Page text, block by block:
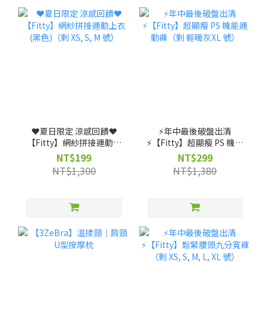
❤️夏日限定 涼感回饋❤️
【Fitty】網紗拼接運動上
衣(黑色)（剩 XS, S, M 號）
NT$199
NT$1,300
⚡️年中最後破盤出清
⚡️【Fitty】超顯瘦 PS 機能
運動褲（剩 輕暖灰XL 號）
NT$299
NT$1,380